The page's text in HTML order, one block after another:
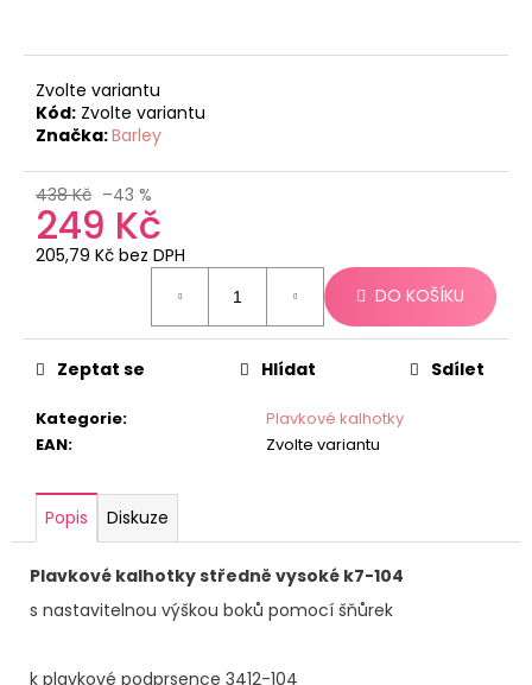
Zvolte variantu
Kód: Zvolte variantu
Značka:Barley
438 Kč –43 %
249 Kč
205,79 Kč bez DPH
DO KOŠÍKU
Kategorie:
Plavkové kalhotky
EAN: Zvolte variantu
Zeptat se Hlídat Sdílet
Popis Diskuze
Plavkové kalhotky středně vysoké k7-104
s nastavitelnou výškou boků pomocí šňůrek
k plavkové podprsence 3412-104
č
u
e
m
e